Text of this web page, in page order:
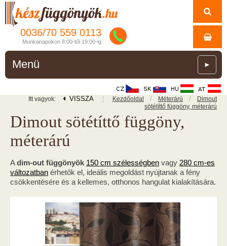
0036/70 559 0113
Munkanapokon 8:00-től 19:00-ig
Menü ►
Itt vagyok: VISSZA ⋮ Kezdőoldal / Méterárú /
Dimout
sötétíttő függöny, méterárú
Dimout sötétíttő függöny,
méterárú
Adim-out függönyök 150 cm szélességben vagy 280 cm-es
változatban érhetők el, ideális megoldást nyújtanak a fény
csökkentésére és a kellemes, otthonos hangulat kialakítására.